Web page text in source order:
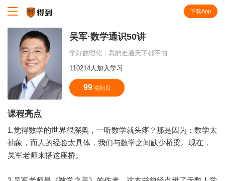
下载App
吴军·数学通识50讲
学好数理化，真的走遍天下都不怕
110214人加入学习
99 得到贝
课程亮点
1.觉得数学的世界很深奥，一听数学就头疼？那是因为：数学太
抽象，而人的经验太具体，我们与数学之间缺少桥梁。现在，
吴军老师来搭这座桥。